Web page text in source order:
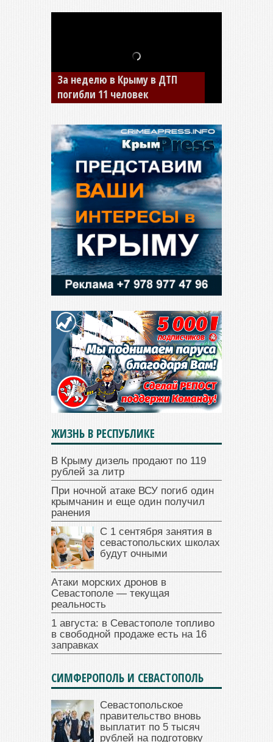
В Джанкое водитель ВАЗа
сбил двух детей на «зебре»
ЖИЗНЬ В РЕСПУБЛИКЕ
В Крыму дизель продают по 119
рублей за литр
При ночной атаке ВСУ погиб один
крымчанин и еще один получил
ранения
С 1 сентября занятия в
севастопольских школах
будут очными
Атаки морских дронов в
Севастополе — текущая
реальность
1 августа: в Севастополе топливо
в свободной продаже есть на 16
заправках
СИМФЕРОПОЛЬ И СЕВАСТОПОЛЬ
Севастопольское
правительство вновь
выплатит по 5 тысяч
рублей на подготовку